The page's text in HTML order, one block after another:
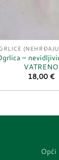
–
VATRENO
18,00€
Opći